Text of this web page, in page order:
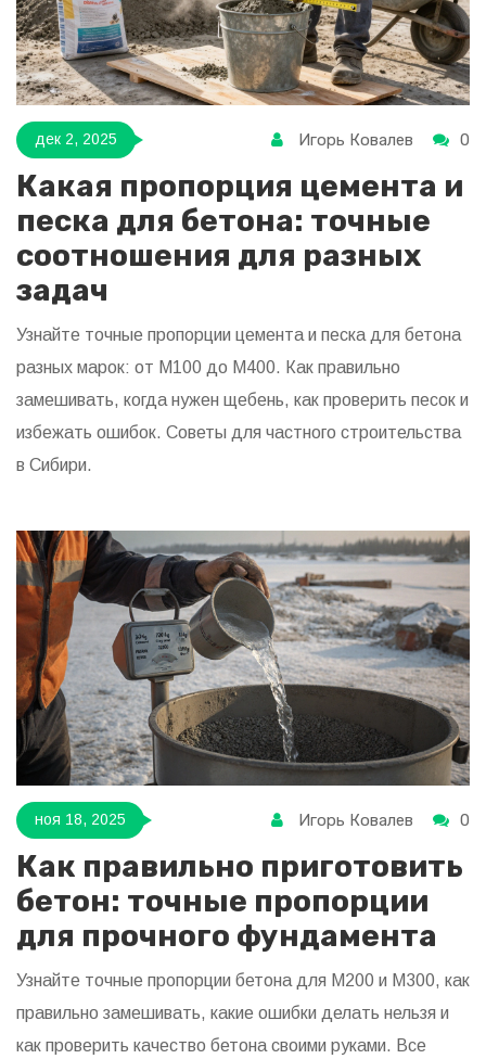
дек 2, 2025 Игорь Ковалев 0
Какая пропорция цемента и
песка для бетона: точные
соотношения для разных
задач
Узнайте точные пропорции цемента и песка для бетона
разных марок: от М100 до М400. Как правильно
замешивать, когда нужен щебень, как проверить песок и
избежать ошибок. Советы для частного строительства
в Сибири.
ноя 18, 2025 Игорь Ковалев 0
Как правильно приготовить
бетон: точные пропорции
для прочного фундамента
Узнайте точные пропорции бетона для М200 и М300, как
правильно замешивать, какие ошибки делать нельзя и
как проверить качество бетона своими руками. Все